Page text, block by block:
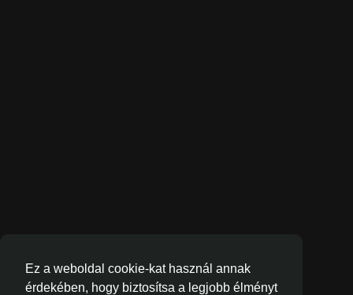
Ez a weboldal cookie-kat használ annak
érdekében, hogy biztosítsa a legjobb élményt